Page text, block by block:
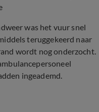
was het vuur snel
teruggekeerd naar
wordt nog onderzocht.
ingeademd.